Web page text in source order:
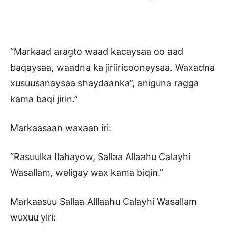
“Markaad aragto waad kacaysaa oo aad
baqaysaa, waadna ka jiriiricooneysaa. Waxadna
xusuusanaysaa shaydaanka”, aniguna ragga
kama baqi jirin.”
Markaasaan waxaan iri:
“Rasuulka Ilahayow, Sallaa Allaahu Calayhi
Wasallam, weligay wax kama biqin.”
Markaasuu Sallaa Alllaahu Calayhi Wasallam
wuxuu yiri: